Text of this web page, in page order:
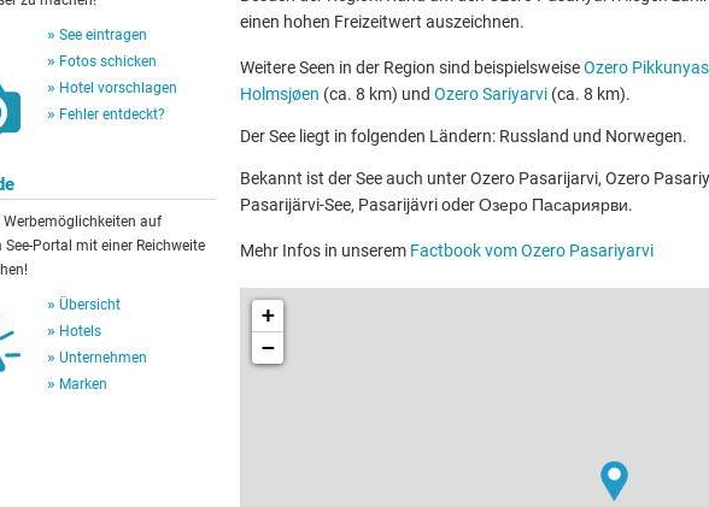
See eintragen
Fotos schicken
Hotel vorschlagen
Fehler entdeckt?
Werbemöglichkeiten auf
Portal mit einer Reichweite
Übersicht
Hotels
Unternehmen
Marken
einen hohen Freizeitwert auszeichnen.
Weitere Seen in der Region sind beispielsweiseOzero
Holmsjøen (ca. 8 km) und Ozero Sariyarvi (ca. 8 km).
Der See liegt in folgenden Ländern: Russland und Norwegen.
Bekannt ist der See auch unter Ozero Pasarijarvi, Ozero
Pasarijärvi-See, Pasarijävri oder Озеро Пасариярви.
Mehr Infos in unserem Factbook vom Ozero Pasariyarvi
+
−